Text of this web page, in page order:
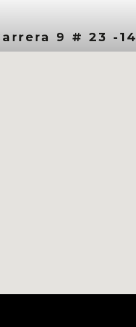
9 # 23 -14